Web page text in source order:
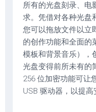
所有的光盘刻录、电
求。凭借对各种光盘
您可以拖放文件以立
的创作功能和全面的
模板和背景音乐），
光盘变得前所未有的
256 位加密功能可让
USB 驱动器，以提高